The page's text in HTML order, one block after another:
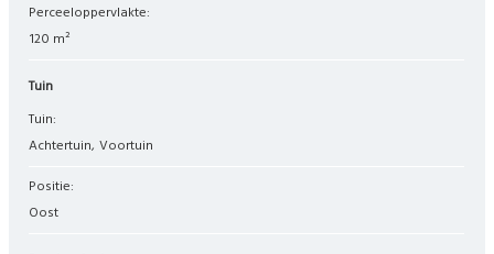
Perceeloppervlakte:
120 m²
Tuin
Tuin:
Achtertuin Voortuin
Positie:
Oost